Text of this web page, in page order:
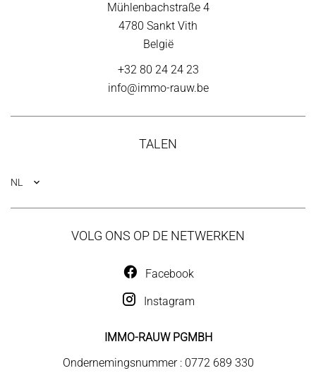
Mühlenbachstraße 4
4780 Sankt Vith
België
+32 80 24 24 23
info@immo-rauw.be
TALEN
NL
VOLG ONS OP DE NETWERKEN
Facebook
Instagram
IMMO-RAUW PGMBH
Ondernemingsnummer : 0772 689 330